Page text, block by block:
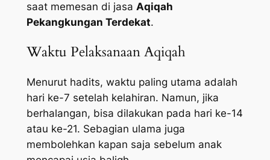
saat memesan di jasa Aqiqah
Pekangkungan Terdekat.
Waktu Pelaksanaan Aqiqah
Menurut hadits, waktu paling utama adalah
hari ke-7 setelah kelahiran. Namun, jika
berhalangan, bisa dilakukan pada hari ke-14
atau ke-21. Sebagian ulama juga
membolehkan kapan saja sebelum anak